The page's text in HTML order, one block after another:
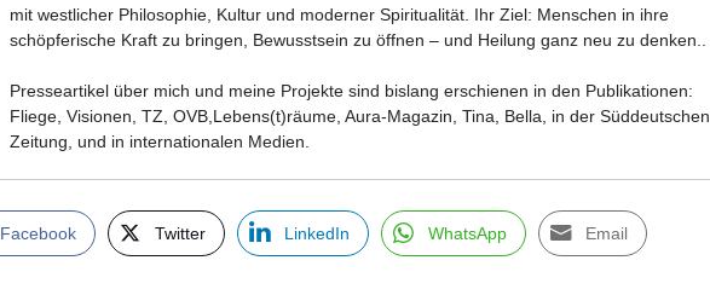
mit westlicher Philosophie, Kultur und moderner Spiritualität. Ihr Ziel: Menschen in ihre
schöpferische Kraft zu bringen, Bewusstsein zu öffnen – und Heilung ganz neu zu denken..
Presseartikel über mich und meine Projekte sind bislang erschienen in den Publikationen:
Fliege, Visionen, TZ, OVB,Lebens(t)räume, Aura-Magazin, Tina, Bella, in der Süddeutschen
Zeitung, und in internationalen Medien.
Facebook Twitter LinkedIn WhatsApp Email